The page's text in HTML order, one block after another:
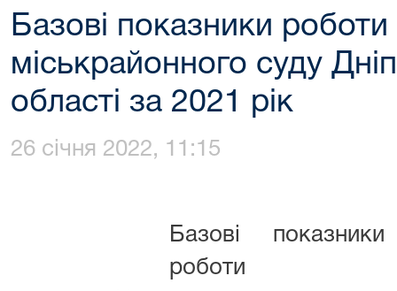
Базові показники
міськрайонного суду
області за 2021 рік
26 січня 2022, 11:15
Базові показники
роботи